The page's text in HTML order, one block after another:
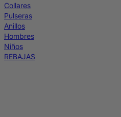
Collares
Pulseras
Anillos
Hombres
Niños
REBAJAS